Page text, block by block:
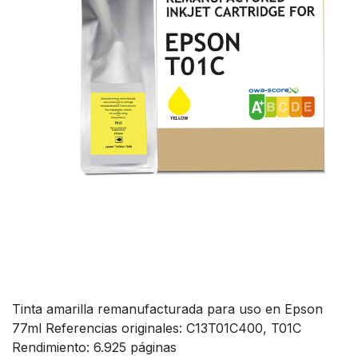
Tinta amarilla remanufacturada para uso en Epson
77ml Referencias originales: C13T01C400, T01C
Rendimiento: 6.925 páginas